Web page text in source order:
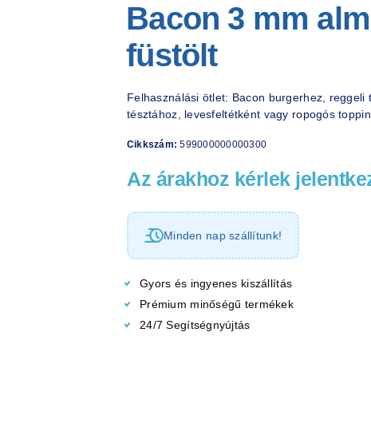
Bacon 3 mm
füstölt
Felhasználási ötlet: Bacon burgerhez, reggeli
tésztához, levesfeltétként vagy ropogós
Cikkszám:599000000000300
Az árakhoz kérlek
Minden nap szállítunk!
Gyors és ingyenes kiszállítás
Prémium minőségű termékek
24/7 Segítségnyújtás